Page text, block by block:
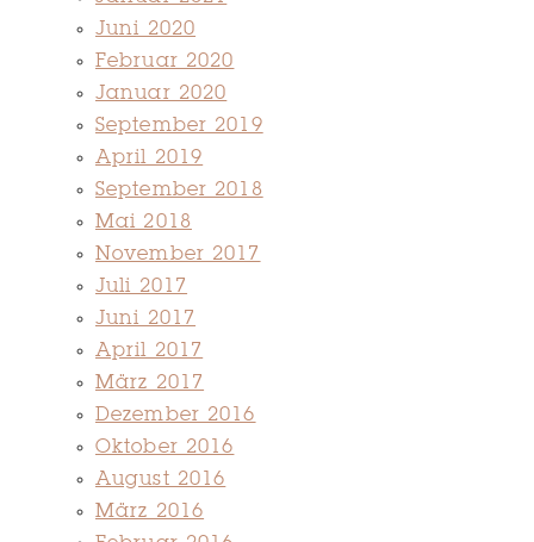
Juni 2020
Februar 2020
Januar 2020
September 2019
April 2019
September 2018
Mai 2018
November 2017
Juli 2017
Juni 2017
April 2017
März 2017
Dezember 2016
Oktober 2016
August 2016
März 2016